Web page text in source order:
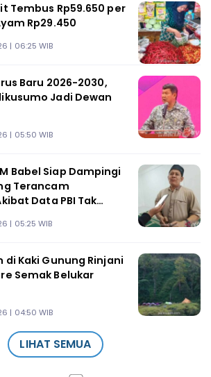
Tembus Rp59.650 per
Rp29.450
| 06:25 WIB
Baru 2026-2030,
Jadi Dewan
| 05:50 WIB
Babel Siap Dampingi
Terancam
Data PBI Tak
| 05:25 WIB
di Kaki Gunung Rinjani
Semak Belukar
| 04:50 WIB
LIHAT SEMUA